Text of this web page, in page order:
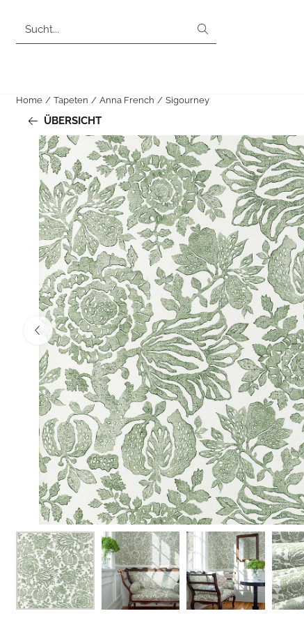
Home / Tapeten / Anna French / Sigourney
ÜBERSICHT